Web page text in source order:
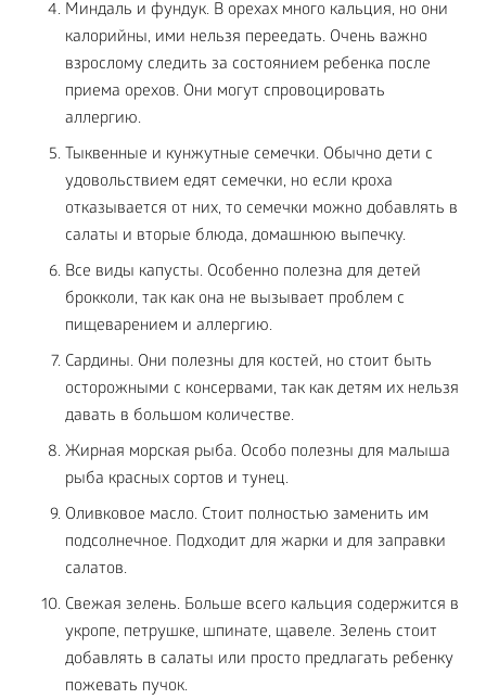
Миндаль и фундук. В орехах много кальция, но они
калорийны, ими нельзя переедать. Очень важно
взрослому следить за состоянием ребенка после
приема орехов. Они могут спровоцировать
аллергию.
Тыквенные и кунжутные семечки. Обычно дети с
удовольствием едят семечки, но если кроха
отказывается от них, то семечки можно добавлять в
салаты и вторые блюда, домашнюю выпечку.
Все виды капусты. Особенно полезна для детей
брокколи, так как она не вызывает проблем с
пищеварением и аллергию.
Сардины. Они полезны для костей, но стоит быть
осторожными с консервами, так как детям их нельзя
давать в большом количестве.
Жирная морская рыба. Особо полезны для малыша
рыба красных сортов и тунец.
Оливковое масло. Стоит полностью заменить им
подсолнечное. Подходит для жарки и для заправки
салатов.
Свежая зелень. Больше всего кальция содержится в
укропе, петрушке, шпинате, щавеле. Зелень стоит
добавлять в салаты или просто предлагать ребенку
пожевать пучок.